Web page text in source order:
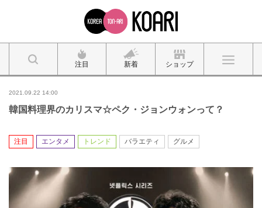
注目 新着 ショップ
2021.09.22 14:00
韓国料理界のカリスマ☆ペク・ジョンウォンって？
注目 エンタメ トレンド バラエティ グルメ